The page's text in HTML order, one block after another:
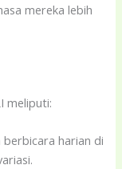
mereka lebih
meliputi:
berbicara harian di